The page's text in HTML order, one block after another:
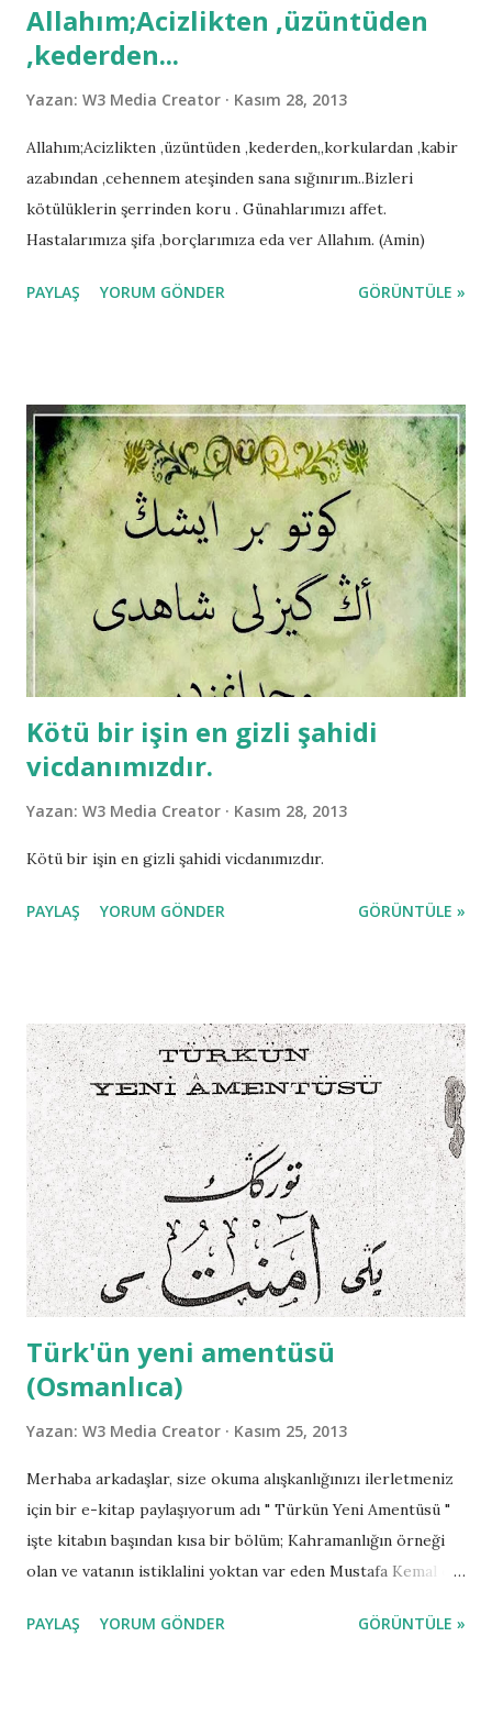
Allahım;Acizlikten ,üzüntüden
,kederden...
Yazan: W3 Media Creator Kasım 28, 2013
Allahım;Acizlikten ,üzüntüden ,kederden,,korkulardan ,kabir
azabından ,cehennem ateşinden sana sığınırım..Bizleri
kötülüklerin şerrinden koru . Günahlarımızı affet.
Hastalarımıza şifa ,borçlarımıza eda ver Allahım. (Amin)
PAYLAŞ YORUM GÖNDER GÖRÜNTÜLE »
Kötü bir işin en gizli şahidi
vicdanımızdır.
Yazan: W3 Media Creator Kasım 28, 2013
Kötü bir işin en gizli şahidi vicdanımızdır.
PAYLAŞ YORUM GÖNDER GÖRÜNTÜLE »
Türk'ün yeni amentüsü
(Osmanlıca)
Yazan: W3 Media Creator Kasım 25, 2013
Merhaba arkadaşlar, size okuma alışkanlığınızı ilerletmeniz
için bir e-kitap paylaşıyorum adı " Türkün Yeni Amentüsü "
işte kitabın başından kısa bir bölüm; Kahramanlığın örneği
olan ve vatanın istiklalini yoktan var eden Mustafa Kemal e,
analarına ve Türkiye için ahiret günü olmadığına iman
PAYLAŞ YORUM GÖNDER GÖRÜNTÜLE »